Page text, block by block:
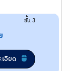
ชั้น 3
เอียด